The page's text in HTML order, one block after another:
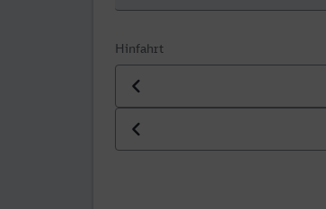
Hinfahrt
Datum der Hinfahrt
Uhrzeit der Hinfahrt